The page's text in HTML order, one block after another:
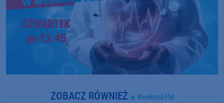
ZOBACZ RÓWNIEŻ w Weekend FM